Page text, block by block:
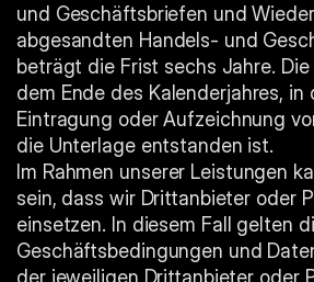
und Geschäftsbriefen und
abgesandten Handels- und
beträgt die Frist sechs Jahre.
dem Ende des Kalenderjahres,
Eintragung oder Aufzeichnung
die Unterlage entstanden ist.
Im Rahmen unserer Leistungen
sein, dass wir Drittanbieter oder
einsetzen. In diesem Fall gelten
Geschäftsbedingungen und
der jeweiligen Drittanbieter oder